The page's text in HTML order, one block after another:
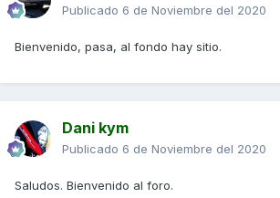
Publicado 6 de Noviembre del 2020
Bienvenido, pasa, al fondo hay sitio.
Dani kym
Publicado 6 de Noviembre del 2020
Saludos. Bienvenido al foro.